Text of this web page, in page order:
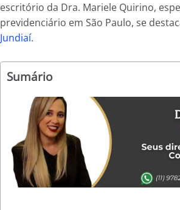
escritório da Dra. Mariele Quirino,
previdenciário em São Paulo, se
Jundiaí.
Sumário